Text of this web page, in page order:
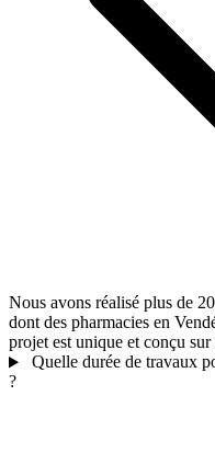
Nous avons réalisé plus de
dont des pharmacies en
projet est unique et conçu sur
Quelle durée de travaux
?